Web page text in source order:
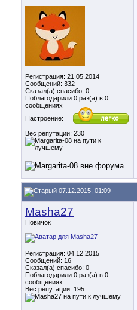
Регистрация: 21.05.2014
Сообщений: 332
Сказал(а) спасибо: 0
Поблагодарили 0 раз(а) в 0
сообщениях
Настроение:
Вес репутации: 230
07.12.2015, 01:09
Masha27
Новичок
Регистрация: 04.12.2015
Сообщений: 16
Сказал(а) спасибо: 0
Поблагодарили 0 раз(а) в 0
сообщениях
Вес репутации: 195